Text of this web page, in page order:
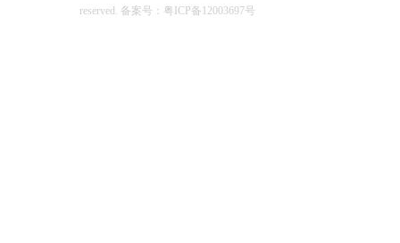
reserved. 备案号：粤ICP备12003697号